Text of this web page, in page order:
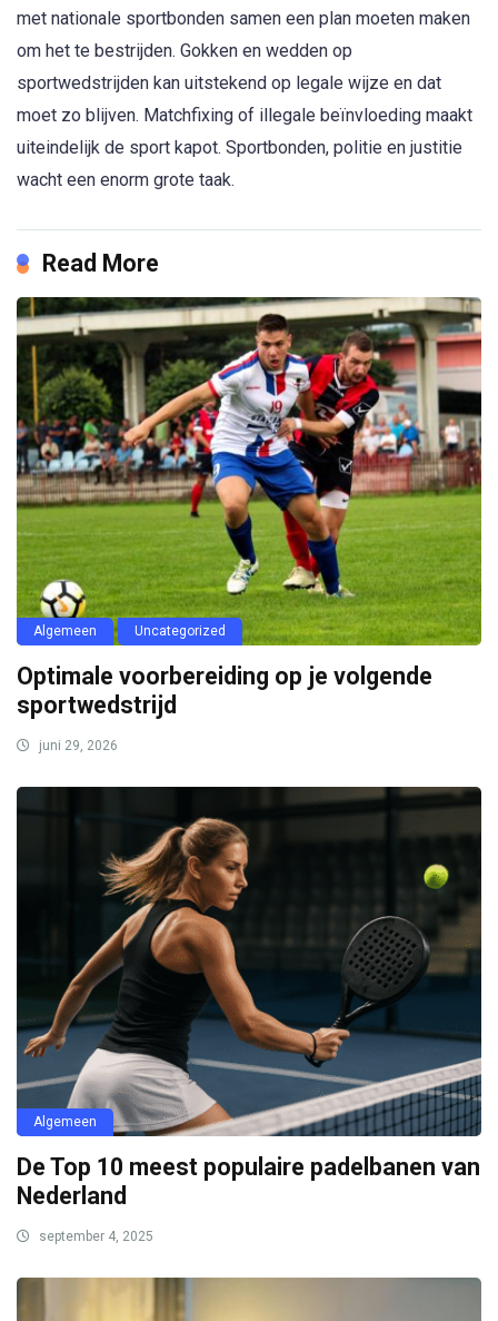
met nationale sportbonden samen een plan moeten maken
om het te bestrijden. Gokken en wedden op
sportwedstrijden kan uitstekend op legale wijze en dat
moet zo blijven. Matchfixing of illegale beïnvloeding maakt
uiteindelijk de sport kapot. Sportbonden, politie en justitie
wacht een enorm grote taak.
Read More
Algemeen Uncategorized
Optimale voorbereiding op je volgende
sportwedstrijd
juni 29, 2026
Algemeen
De Top 10 meest populaire padelbanen van
Nederland
september 4, 2025